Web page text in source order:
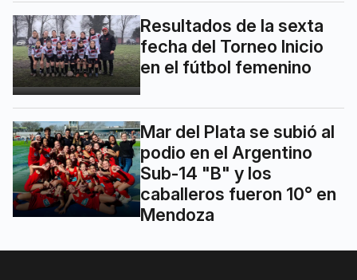
Resultados de la sexta
fecha del Torneo Inicio
en el fútbol femenino
Mar del Plata se subió al
podio en el Argentino
Sub-14 "B" y los
caballeros fueron 10° en
Mendoza